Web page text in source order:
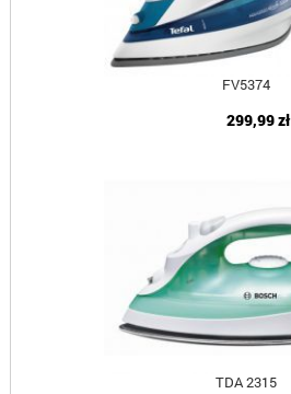
FV5374
299,99 zł
TDA 2315